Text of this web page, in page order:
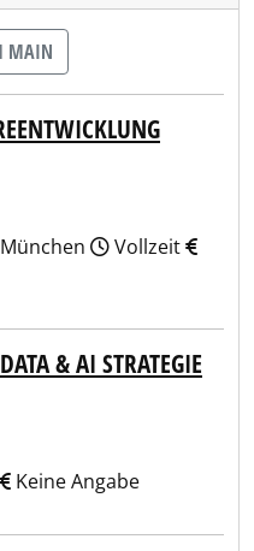
MAIN
Vollzeit
& AI STRATEGIE
Keine Angabe